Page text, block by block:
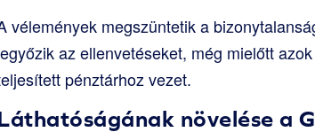
vélemények megszüntetik a
az ellenvetéseket, még mielőtt
pénztárhoz vezet.
növelése a